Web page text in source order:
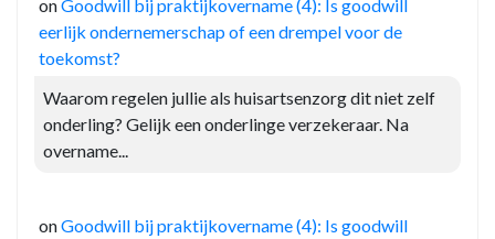
onGoodwill bij praktijkovername (4): Is goodwill
eerlijk ondernemerschap of een drempel voor de
toekomst?
Waarom regelen jullie als huisartsenzorg dit niet zelf
onderling? Gelijk een onderlinge verzekeraar. Na
overname...
onGoodwill bij praktijkovername (4): Is goodwill